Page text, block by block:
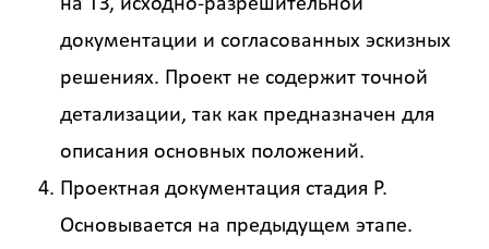
документации и согласованных эскизных
решениях. Проект не содержит точной
детализации, так как предназначен для
описания основных положений.
Проектная документация стадия Р.
Основывается на предыдущем этапе.
р
Стоимость
учетом
НДС
Получить